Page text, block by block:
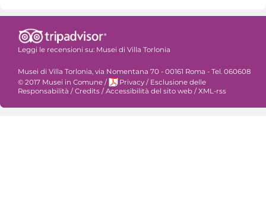
Leggi le recensioni su: Musei di Villa Torlonia
Musei di Villa Torlonia, via Nomentana 70 - 00161 Roma - Tel. 060608
© 2017 Musei in Comune / Privacy / Esclusione delle
Responsabilità / Credits / Accessibilità del sito web / XML-rss